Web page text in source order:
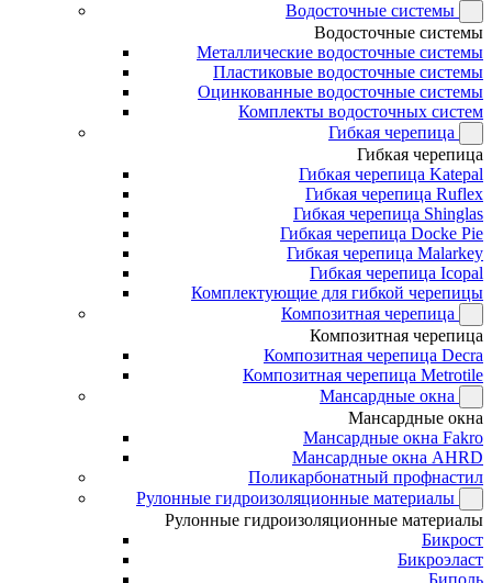
Водосточные системы
Водосточные системы
Металлические водосточные системы
Пластиковые водосточные системы
Оцинкованные водосточные системы
Комплекты водосточных систем
Гибкая черепица
Гибкая черепица
Гибкая черепица Katepal
Гибкая черепица Ruflex
Гибкая черепица Shinglas
Гибкая черепица Docke Pie
Гибкая черепица Malarkey
Гибкая черепица Icopal
Комплектующие для гибкой черепицы
Композитная черепица
Композитная черепица
Композитная черепица Decra
Композитная черепица Metrotile
Мансардные окна
Мансардные окна
Мансардные окна Fakro
Мансардные окна AHRD
Поликарбонатный профнастил
Рулонные гидроизоляционные материалы
Рулонные гидроизоляционные материалы
Бикрост
Бикроэласт
Биполь